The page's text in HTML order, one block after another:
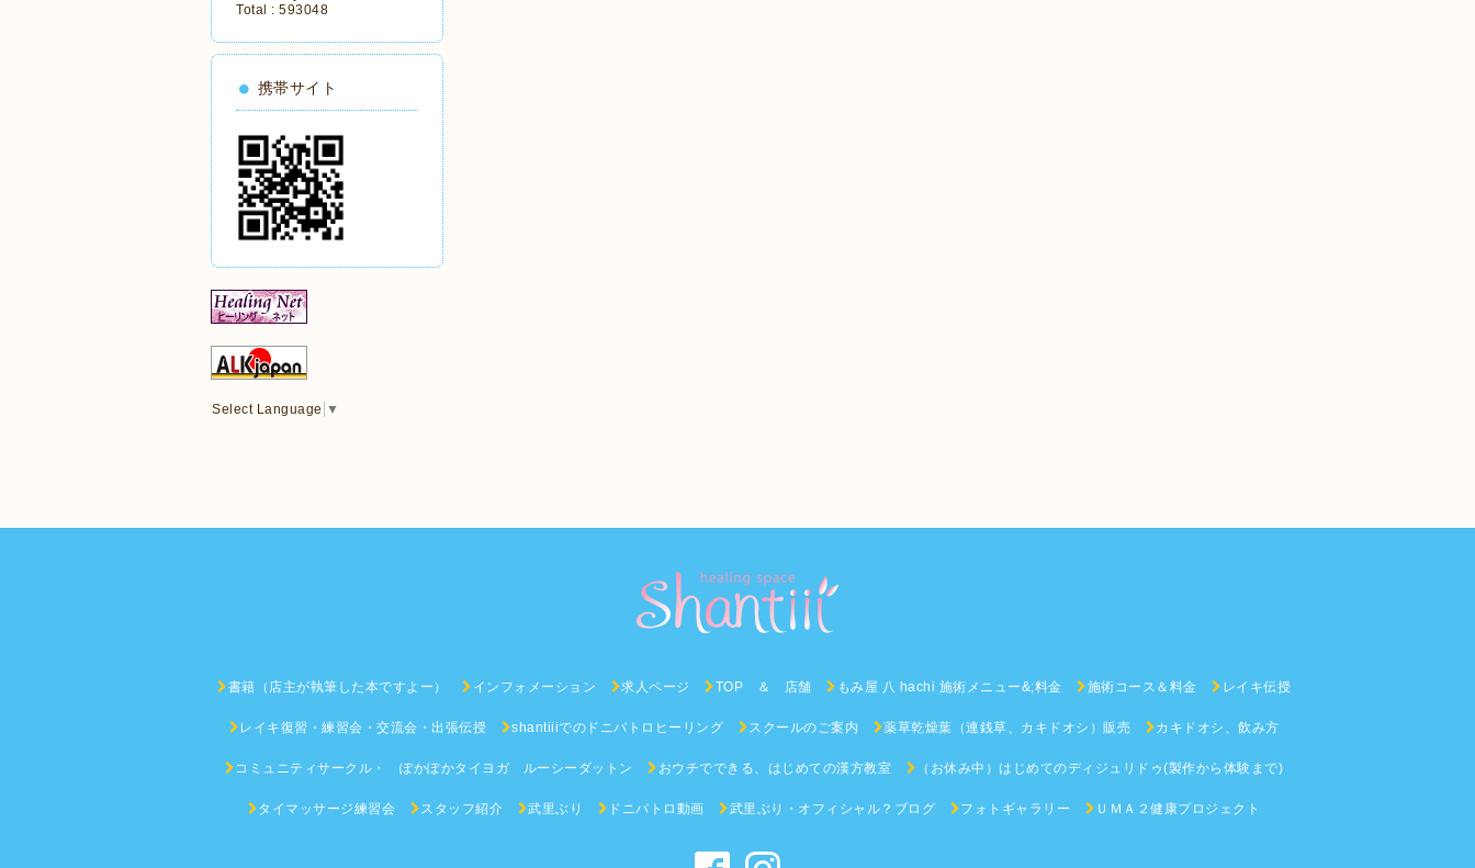
Total : 593048
携帯サイト
Select Language ▼
書籍（店主が執筆した本ですよー） インフォメーション 求人ページ TOP ＆ 店舗 もみ屋 八 hachi 施術メニュー&;料金 施術コース＆料金 レイキ伝授
レイキ復習・練習会・交流会・出張伝授 shantiiiでのドニパトロヒーリング スクールのご案内 薬草乾燥葉（連銭草、カキドオシ）販売 カキドオシ、飲み方
コミュニティサークル・ ぽかぽかタイヨガ ルーシーダットン おウチでできる、はじめての漢方教室 （お休み中）はじめてのディジュリドゥ(製作から体験まで)
タイマッサージ練習会 スタッフ紹介 武里ぶり ドニパトロ動画 武里ぶり・オフィシャル？ブログ フォトギャラリー ＵＭＡ２健康プロジェクト